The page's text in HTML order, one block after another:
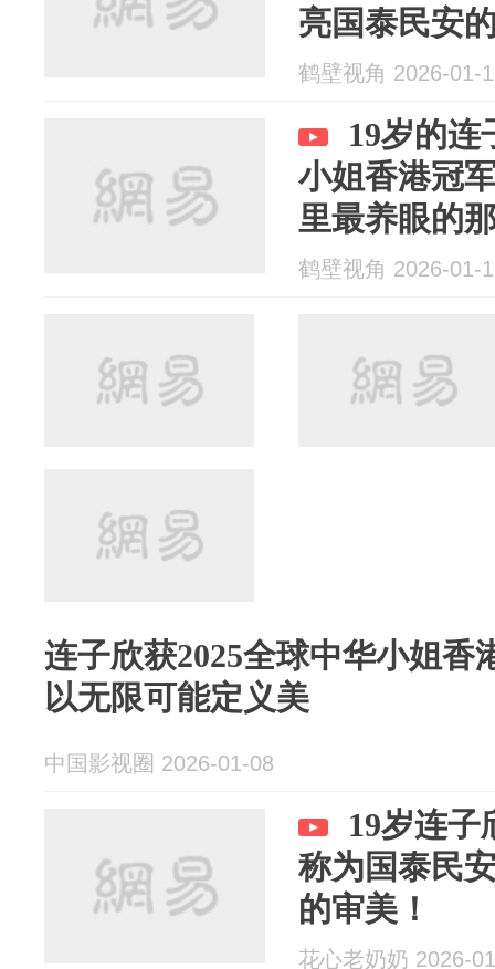
亮国泰民安
鹤壁视角 2026-01-
19岁的连
小姐香港冠
里最养眼的
润，我们的
鹤壁视角 2026-01-
连子欣获2025全球中华小姐香
以无限可能定义美
中国影视圈 2026-01-08
19岁连子
称为国泰民
的审美！
花心老奶奶 2026-